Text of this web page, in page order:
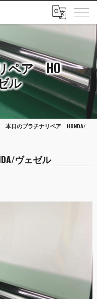
ペア HO
ル
本日のプラチナリペア HONDA/ヴェゼル
ヴェゼル